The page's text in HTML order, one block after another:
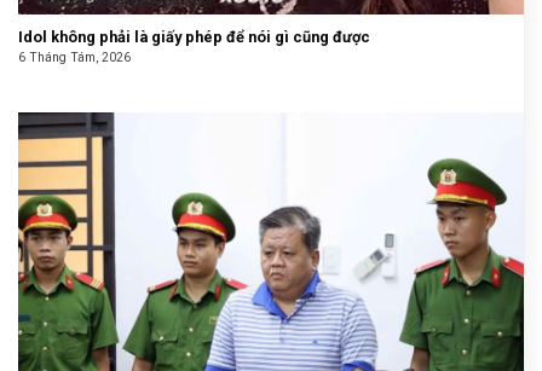
Idol không phải là giấy phép để nói gì cũng được
6 Tháng Tám, 2026